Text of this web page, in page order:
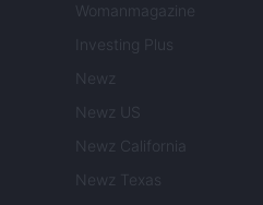
Womanmagazine
Investing Plus
Newz
Newz US
Newz California
Newz Texas